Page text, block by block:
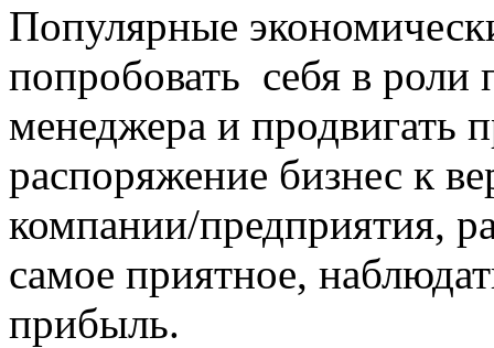
Популярные
попробовать себя в роли
менеджера и продвигать
распоряжение бизнес к
компании/предприятия,
самое приятное,
прибыль.